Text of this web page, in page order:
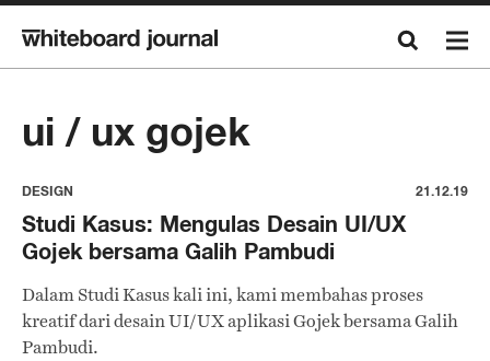
ui / ux gojek
DESIGN 21.12.19
Studi Kasus: Mengulas Desain UI/UX
Gojek bersama Galih Pambudi
Dalam Studi Kasus kali ini, kami membahas proses
kreatif dari desain UI/UX aplikasi Gojek bersama Galih
Pambudi.